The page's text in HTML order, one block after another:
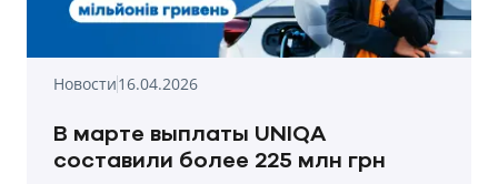
Новости16.04.2026
В марте выплаты UNIQA
составили более 225 млн грн